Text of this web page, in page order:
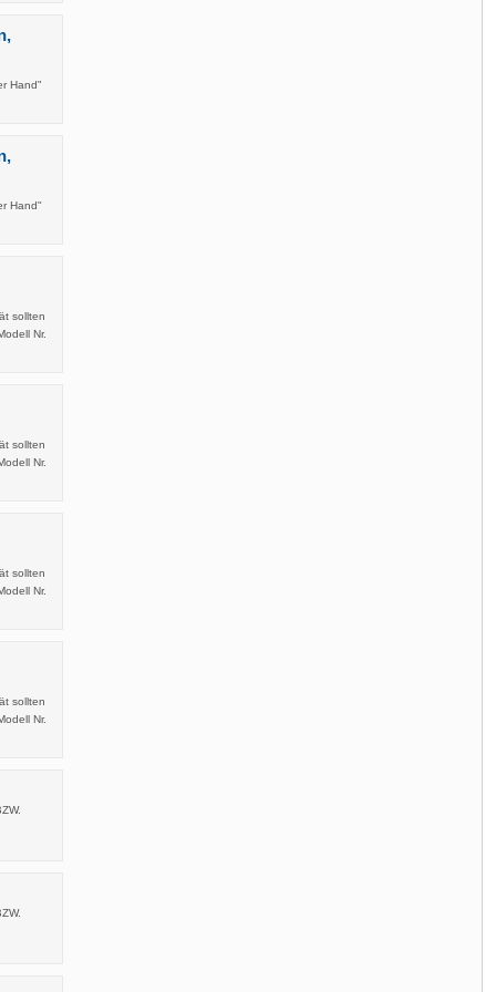
Hand"
Hand"
sollten
Nr.
sollten
Nr.
sollten
Nr.
sollten
Nr.